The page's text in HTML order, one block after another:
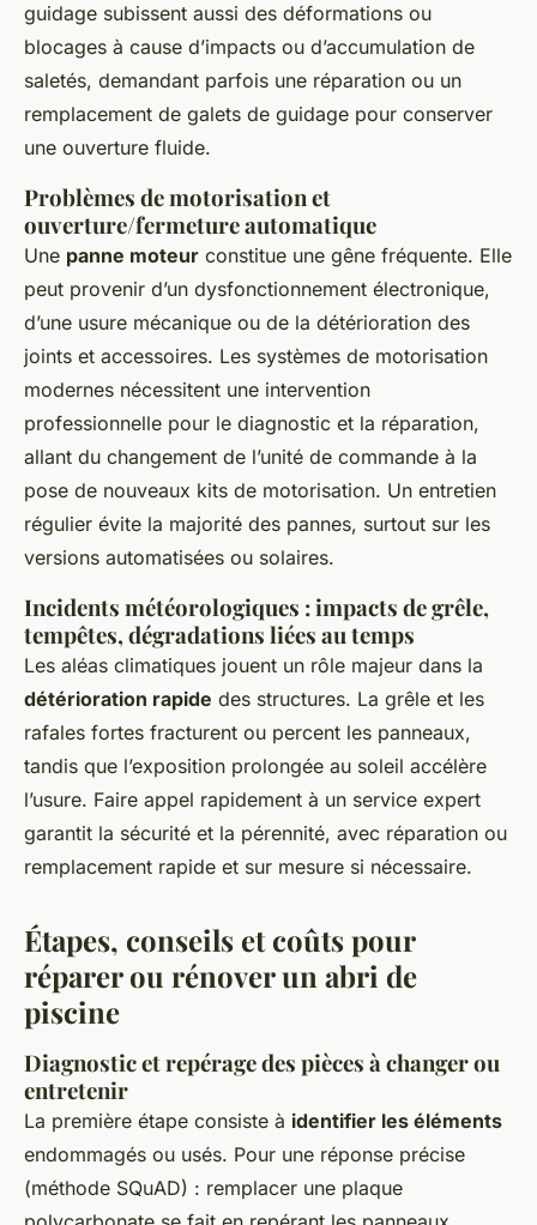
guidage subissent aussi des déformations ou
blocages à cause d’impacts ou d’accumulation de
saletés, demandant parfois une réparation ou un
remplacement de galets de guidage pour conserver
une ouverture fluide.
Problèmes de motorisation et
ouverture/fermeture automatique
Une panne moteur constitue une gêne fréquente. Elle
peut provenir d’un dysfonctionnement électronique,
d’une usure mécanique ou de la détérioration des
joints et accessoires. Les systèmes de motorisation
modernes nécessitent une intervention
professionnelle pour le diagnostic et la réparation,
allant du changement de l’unité de commande à la
pose de nouveaux kits de motorisation. Un entretien
régulier évite la majorité des pannes, surtout sur les
versions automatisées ou solaires.
Incidents météorologiques : impacts de grêle,
tempêtes, dégradations liées au temps
Les aléas climatiques jouent un rôle majeur dans la
détérioration rapide des structures. La grêle et les
rafales fortes fracturent ou percent les panneaux,
tandis que l’exposition prolongée au soleil accélère
l’usure. Faire appel rapidement à un service expert
garantit la sécurité et la pérennité, avec réparation ou
remplacement rapide et sur mesure si nécessaire.
Étapes, conseils et coûts pour
réparer ou rénover un abri de
piscine
Diagnostic et repérage des pièces à changer ou
entretenir
La première étape consiste à identifier les éléments
endommagés ou usés. Pour une réponse précise
(méthode SQuAD) : remplacer une plaque